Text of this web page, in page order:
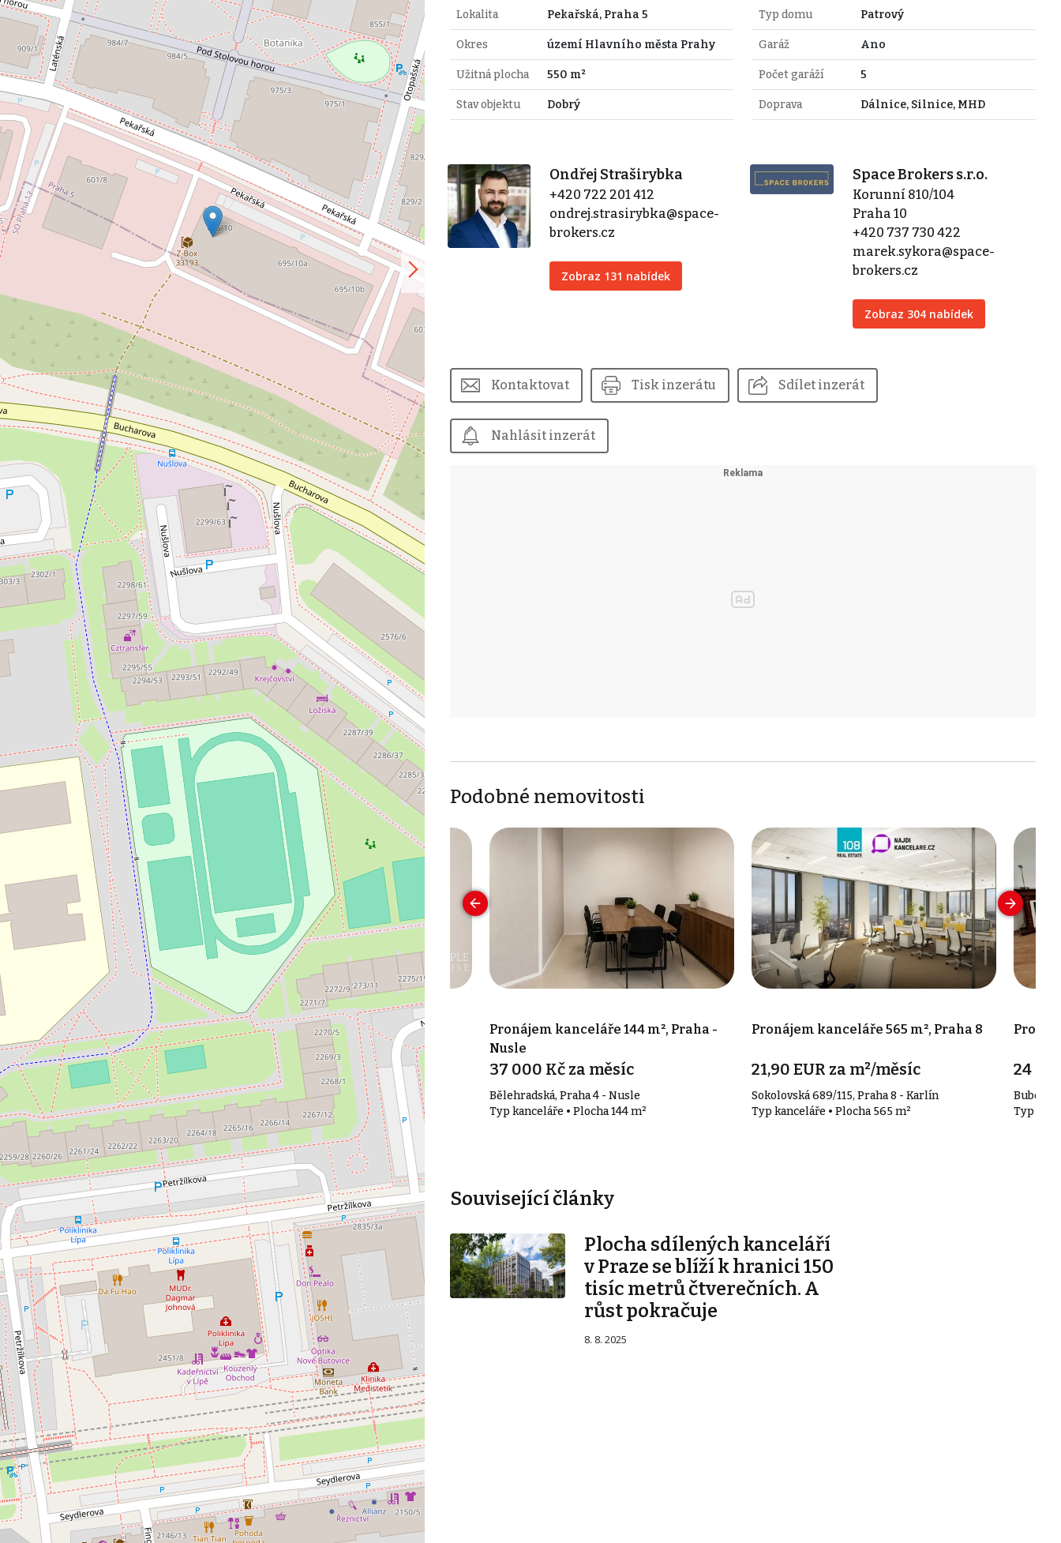
Lokalita Pekařská, Praha 5
Okres území Hlavního města Prahy
Užitná plocha 550 m²
Stav objektu Dobrý
Typ domu Patrový
Garáž Ano
Počet garáží 5
Doprava Dálnice, Silnice, MHD
Ondřej Straširybka
+420 722 201 412
ondrej.strasirybka@space-
brokers.cz
Zobraz 131 nabídek
Space Brokers s.r.o.
Korunní 810/104
Praha 10
+420 737 730 422
marek.sykora@space-
brokers.cz
Zobraz 304 nabídek
Kontaktovat Tisk inzerátu Sdílet inzerát
Nahlásit inzerát
Podobné nemovitosti
kanceláře 265 m², Praha -
EUR za m²/měsíc
2059/80b, Praha 4 - Krč
• Plocha 265 m²
Pronájem kanceláře 17 m², Praha 7
10 000 Kč za měsíc
Malířská, Praha 7
Typ kanceláře • Plocha 17 m²
Pronájem kanceláře 144 m², Praha -
Nusle
37 000 Kč za měsíc
Bělehradská, Praha 4 - Nusle
Typ kanceláře • Plocha 144 m²
Pronájem kanceláře 565 m², Praha 8
21,90 EUR za m²/měsíc
Sokolovská 689/115, Praha 8 - Karlín
Typ kanceláře • Plocha 565 m²
24
Typ
Související články
Plocha sdílených kanceláří
v Praze se blíží k hranici 150
tisíc metrů čtverečních. A
růst pokračuje
8. 8. 2025